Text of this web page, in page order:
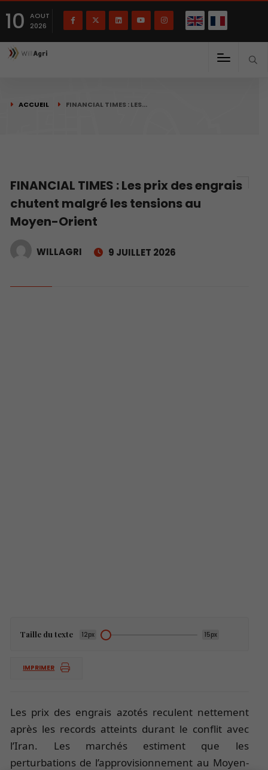
10
AOUT
2026
ACCUEIL FINANCIAL TIMES : LES…
FINANCIAL TIMES : Les prix des engrais
chutent malgré les tensions au
Moyen-Orient
WILLAGRI 9 JUILLET 2026
Taille du texte 12px 15px
IMPRIMER
Les prix des engrais azotés reculent nettement
après les records atteints durant le conflit avec
l’Iran. Les marchés estiment que les
perturbations de l’approvisionnement au Moyen-
Français English(English)